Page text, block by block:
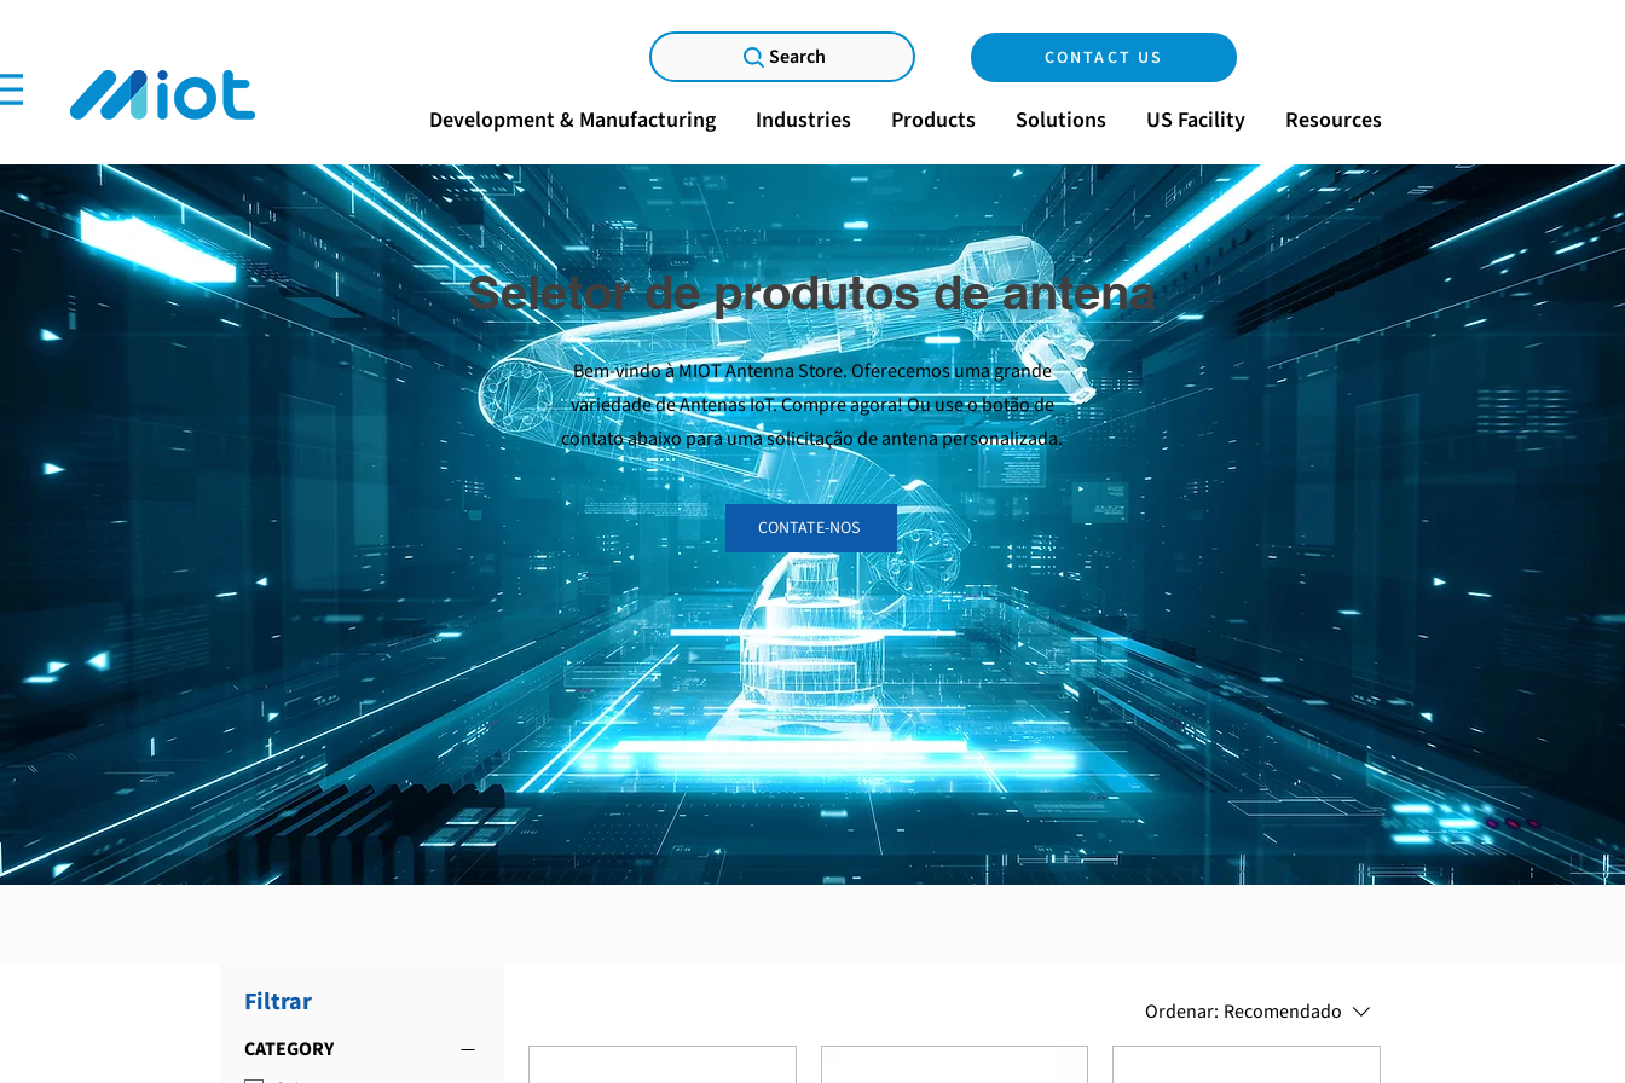
Search CONTACT US
Development & Manufacturing Industries Products Solutions US Facility Resources
Seletor de produtos de antena
Bem-vindo à MIOT Antenna Store. Oferecemos uma grande
variedade de Antenas IoT. Compre agora! Ou use o botão de
contato abaixo para uma solicitação de antena personalizada.
CONTATE-NOS
Filtrar
CATEGORY
Ordenar: Recomendado